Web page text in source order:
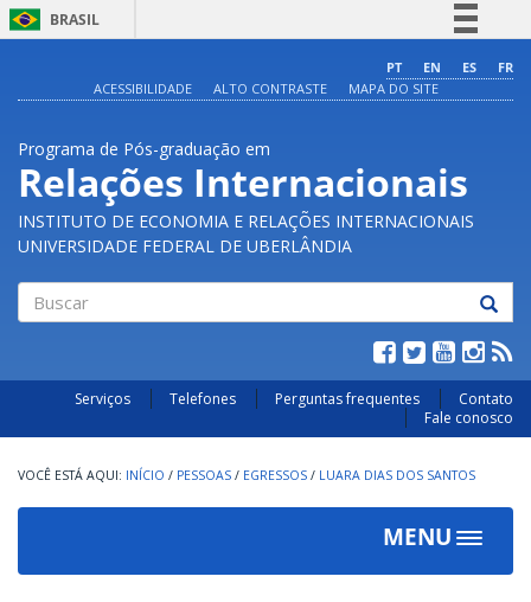
BRASIL
Comunica BR
Acesso à informação
Legislação
PT EN ES
FR
ACESSIBILIDADE
ALTO CONTRASTE MAPA DO SITE
Programa de Pós-graduação em
Relações Internacionais
INSTITUTO DE ECONOMIA E RELAÇÕES INTERNACIONAIS
UNIVERSIDADE FEDERAL DE UBERLÂNDIA
Serviços Telefones Perguntas frequentes
Contato
Fale conosco
INÍCIO / PESSOAS / EGRESSOS / LUARA DIAS DOS SANTOS
MENU
Toggle